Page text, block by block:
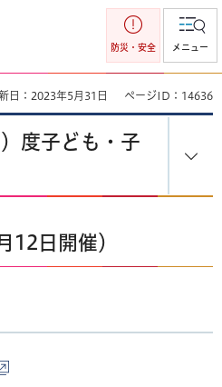
防災・安全 メニュー
日：2023年5月31日 ページID：14636
度子ども・子
12日開催）